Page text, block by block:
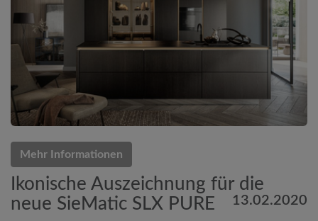
Mehr Informationen
Ikonische Auszeichnung für die
neue SieMatic SLX PURE
13.02.2020